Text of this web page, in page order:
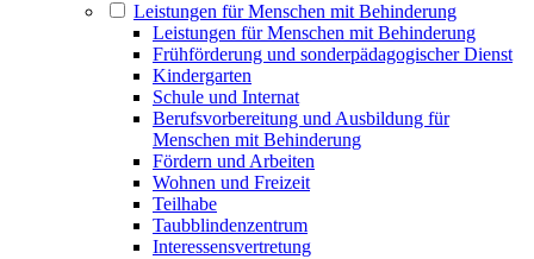
Leistungen für Menschen mit Behinderung
Leistungen für Menschen mit Behinderung
Frühförderung und sonderpädagogischer Dienst
Kindergarten
Schule und Internat
Berufsvorbereitung und Ausbildung für
Menschen mit Behinderung
Fördern und Arbeiten
Wohnen und Freizeit
Teilhabe
Taubblindenzentrum
Interessensvertretung